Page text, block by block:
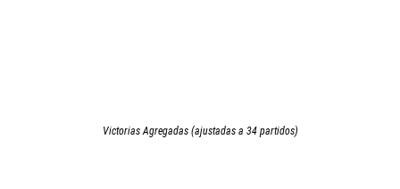
Victorias Agregadas (ajustadas a 34 partidos)